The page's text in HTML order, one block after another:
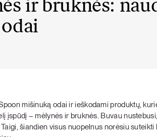
ir bruknės:
mišinuką odai ir ieškodami produktų,
įspūdį – mėlynės ir bruknės. Buvau
šiandien visus nuopelnus norėsiu